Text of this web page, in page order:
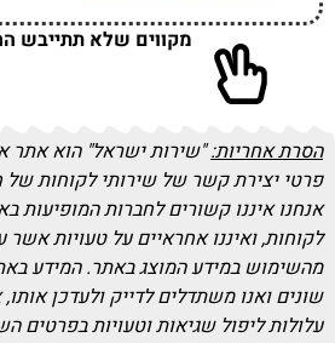
מקווים שלא תתייבש
הסרת אחריות:"שירות ישראל" הוא אתר
פרטי יצירת קשר של שירותי לקוחות של
אנחנו איננו קשורים לחברות המופיעות
לקוחות, ואיננו אחראיים על טעויות אשר
מהשימוש במידע המוצג באתר. המידע
שונים ואנו משתדלים לדייק ולעדכן
עלולות ליפול שגיאות וטעויות בפרטים